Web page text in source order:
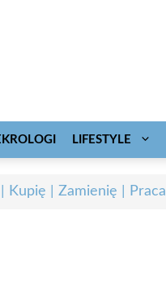
LIFESTYLE
Kupię | Zamienię | Praca